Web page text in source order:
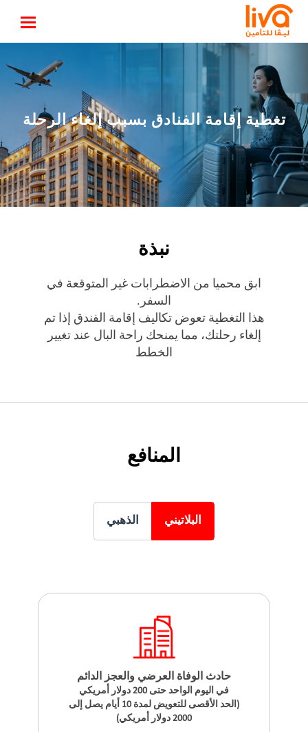
تغطية إقامة الفنادق بسبب إلغاء الرحلة
نبذة
ابق محميا من الاضطرابات غير المتوقعة في
السفر.
هذا التغطية تعوض تكاليف إقامة الفندق إذا تم
إلغاء رحلتك، مما يمنحك راحة البال عند تغيير
الخطط
المنافع
البلاتيني الذهبي
حادث الوفاة العرضي والعجز الدائم
في اليوم الواحد حتى 200 دولار أمريكي
(الحد الأقصى للتعويض لمدة 10 أيام يصل إلى
2000 دولار أمريكي)